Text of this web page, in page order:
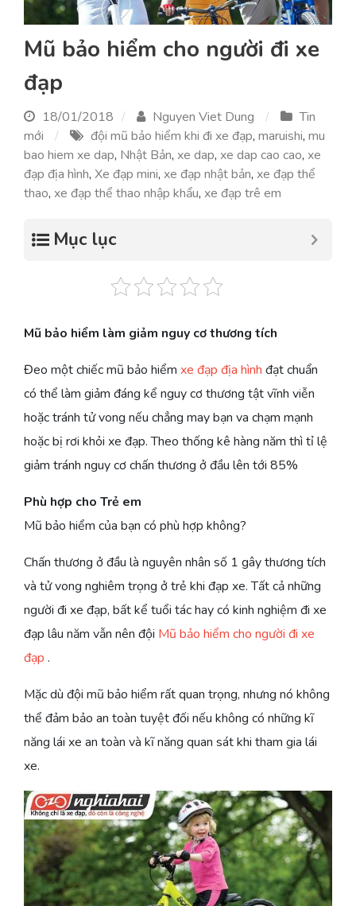
Mũ bảo hiểm cho người đi xe
đạp
18/01/2018 Nguyen Viet Dung
Tin
mới
đội mũ bảo hiểm khi đi xe đạp, maruishi, mu
bao hiem xe dap, Nhật Bản, xe dap, xe dap cao cao, xe
đạp địa hình, Xe đạp mini, xe đạp nhật bản, xe đạp thể
thao, xe đạp thể thao nhập khẩu, xe đạp trê em
Mục lục
Mũ bảo hiểm làm giảm nguy cơ thương tích
Đeo một chiếc mũ bảo hiểm xe đạp địa hình đạt chuẩn
có thể làm giảm đáng kể nguy cơ thương tật vĩnh viễn
hoặc tránh tử vong nếu chẳng may bạn va chạm mạnh
hoặc bị rơi khỏi xe đạp. Theo thống kê hàng năm thì tỉ lệ
giảm tránh nguy cơ chấn thương ở đầu lên tới 85%
Phù hợp cho Trẻ em
Mũ bảo hiểm của bạn có phù hợp không?
Chấn thương ở đầu là nguyên nhân số 1 gây thương tích
và tử vong nghiêm trọng ở trẻ khi đạp xe. Tất cả những
người đi xe đạp, bất kể tuổi tác hay có kinh nghiệm đi xe
đạp lâu năm vẫn nên đội Mũ bảo hiểm cho người đi xe
đạp .
Mặc dù đội mũ bảo hiểm rất quan trọng, nhưng nó không
thể đảm bảo an toàn tuyệt đối nếu không có những kĩ
năng lái xe an toàn và kĩ năng quan sát khi tham gia lái
xe.